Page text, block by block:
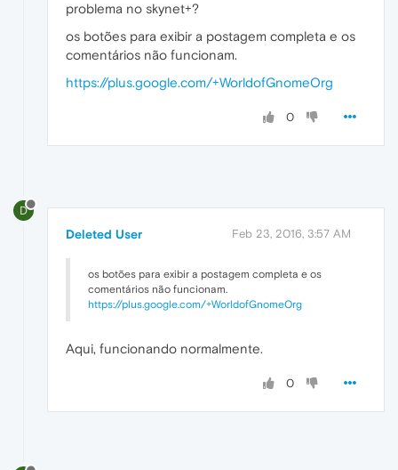
problema no skynet+?
os botões para exibir a postagem completa e os
comentários não funcionam.
https://plus.google.com/+WorldofGnomeOrg
0
D
Deleted User Feb 23, 2016, 3:57 AM
os botões para exibir a postagem completa e os
comentários não funcionam.
https://plus.google.com/+WorldofGnomeOrg
Aqui, funcionando normalmente.
0